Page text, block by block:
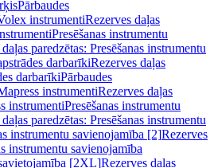
Pārbaudes
instrumentiRezerves daļas
Presēšanas instrumentu
paredzētas: Presēšanas instrumentu
darbarīkiRezerves daļas
darbarīkiPārbaudes
instrumentiRezerves daļas
instrumentiPresēšanas instrumentu
paredzētas: Presēšanas instrumentu
instrumentu savienojamība [2]Rezerves
instrumentu savienojamība
[2XL]Rezerves daļas